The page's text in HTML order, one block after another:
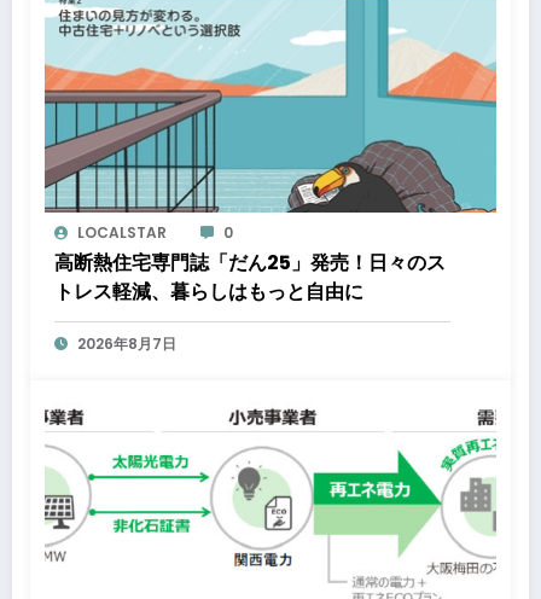
LOCALSTAR 0
高断熱住宅専門誌「だん25」発売！日々のス
トレス軽減、暮らしはもっと自由に
2026年8月7日